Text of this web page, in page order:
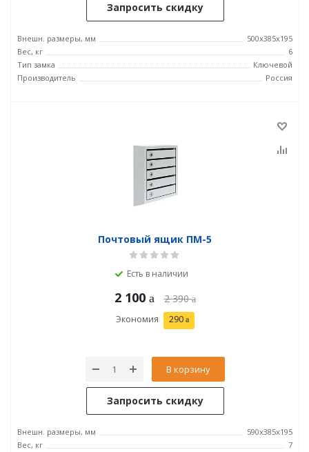
Запросить скидку
Внешн. размеры, мм
500х385х195
Вес, кг
6
Тип замка
Ключевой
Производитель
Россия
Почтовый ящик ПМ-5
Есть в наличии
2 100 2 390
Экономия 290
В корзину
Запросить скидку
Внешн. размеры, мм
590х385х195
Вес, кг
7